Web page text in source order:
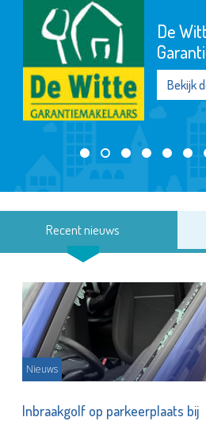
De
Bekijk
Recent nieuws
Nieuws
Inbraakgolf op parkeerplaats bij